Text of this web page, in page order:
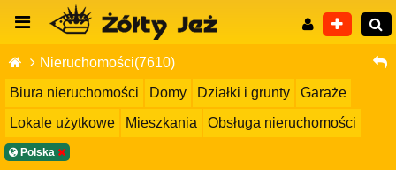
Nieruchomości(7610)
Biura nieruchomości
Domy Działki i grunty
Garaże
Lokale użytkowe
Mieszkania Obsługa nieruchomości
Polska